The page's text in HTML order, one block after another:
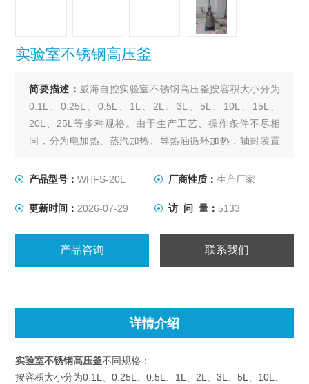
实验室不锈钢高压釜
简要描述： 威海自控实验室不锈钢高压釜按容积大小分为
0.1L、0.25L、0.5L、1L、2L、3L、5L、10L、15L、
20L、25L等多种规格。由于生产工艺、操作条件不尽相
同，分为电加热、蒸汽加热、导热油循环加热，轴封装置
自吸式、框式。其他要求可根据用户要求设计、制作。
产品型号：WHFS-20L 厂商性质： 生产厂家
更新时间： 2026-07-29 访 问 量： 5133
产品咨询 联系我们
详情介绍
实验室不锈钢高压釜不同规格：
按容积大小分为0.1L、0.25L、0.5L、1L、2L、3L、5L、10L、